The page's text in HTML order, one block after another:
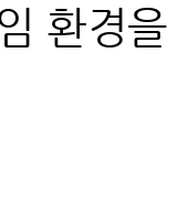
환경